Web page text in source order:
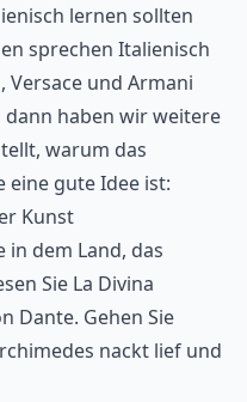
lernen sollten
sprechen Italienisch
und Armani
haben wir weitere
warum das
eine gute Idee ist:
Kunst
in dem Land, das
Sie La Divina
Dante. Gehen Sie
nackt lief und